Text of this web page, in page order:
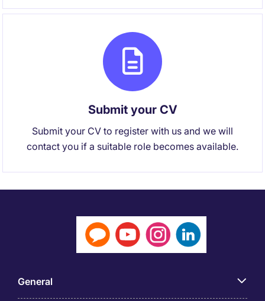
Submit your CV
Submit your CV to register with us and we will
contact you if a suitable role becomes available.
General